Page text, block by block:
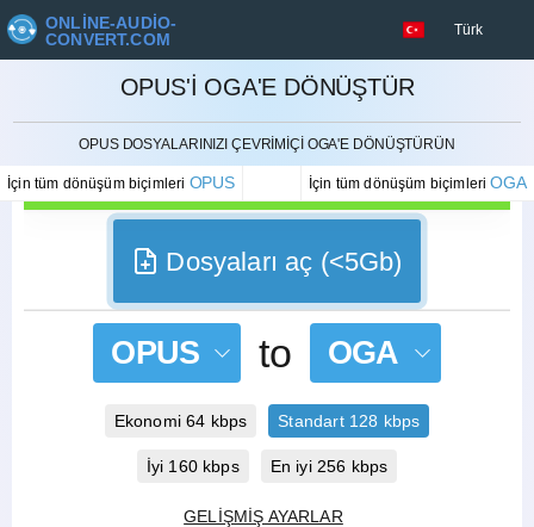
ONLINE-AUDIO-
CONVERT.COM
Türk
OPUS'I OGA'E DÖNÜŞTÜR
OPUS DOSYALARINIZI ÇEVRIMIÇI OGA'E DÖNÜŞTÜRÜN
İçin tüm dönüşüm biçimleri OPUS İçin tüm dönüşüm biçimleriOGA
İPTAL ETMEK
Dosyaları aç (<5Gb)
OPUS to OGA
Ekonomi 64 kbps Standart 128 kbps
İyi 160 kbps En iyi 256 kbps
GELIŞMIŞ AYARLAR